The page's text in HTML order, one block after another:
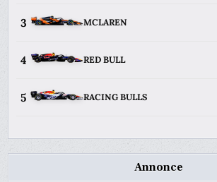
3 MCLAREN
4 RED BULL
5 RACING BULLS
Annonce